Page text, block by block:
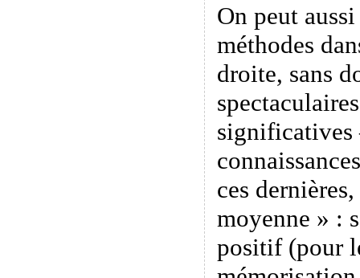
On peut
méthodes
droite, sans
significatives
ces
moyenne » :
positif (pour